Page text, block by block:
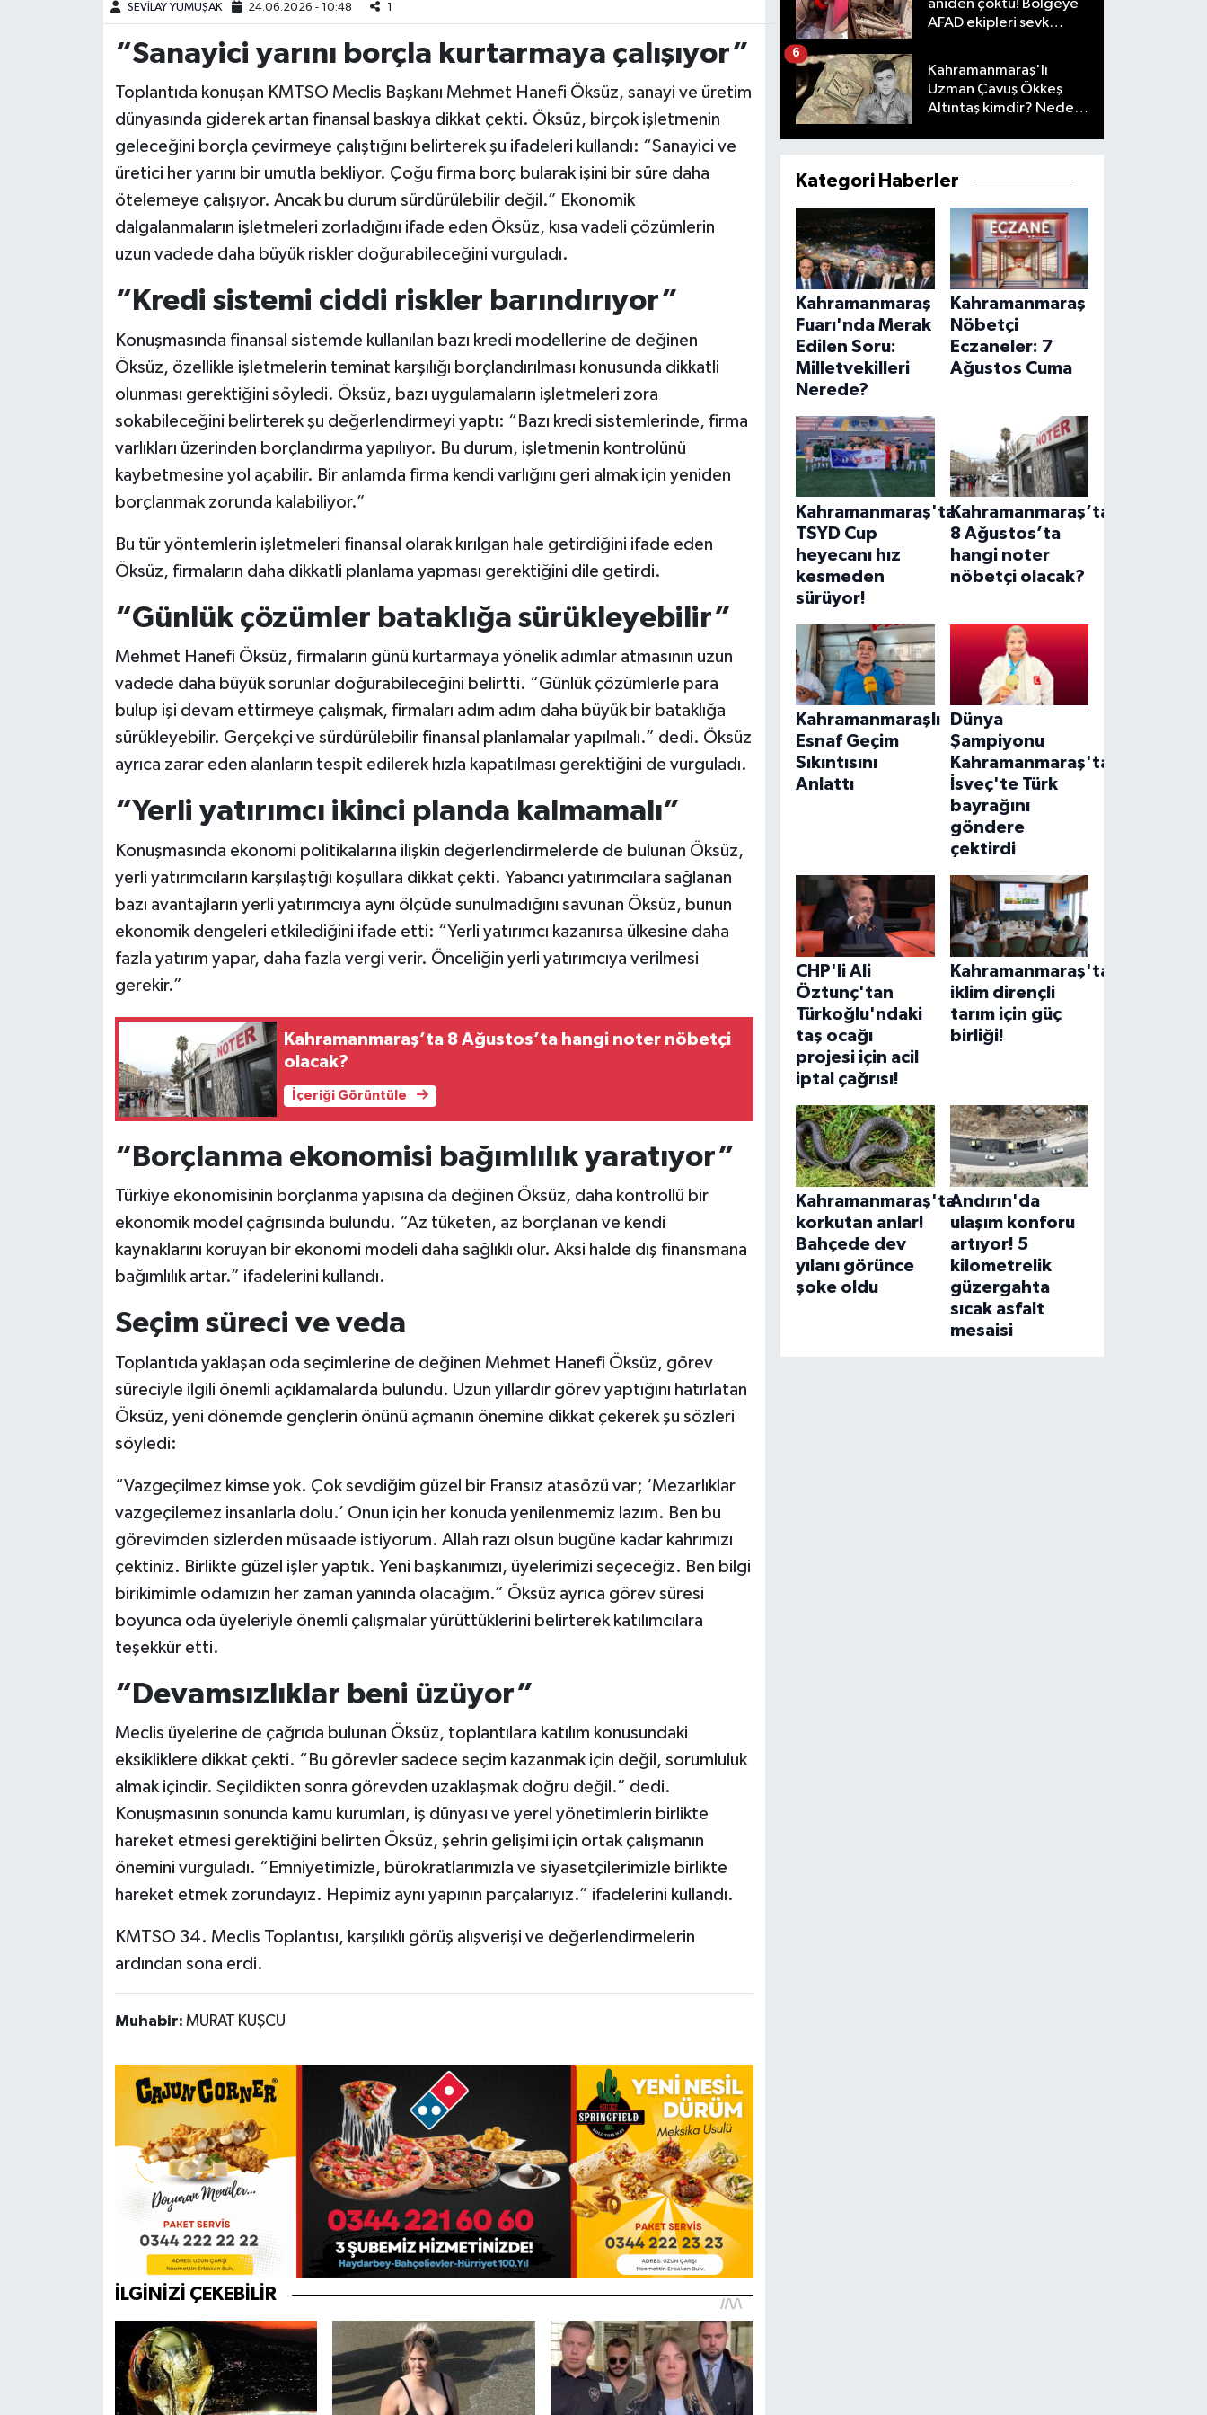
SEVİLAY YUMUŞAK 24.06.2026 - 10:48 1
“Sanayici yarını borçla kurtarmaya çalışıyor”
Toplantıda konuşan KMTSO Meclis Başkanı Mehmet Hanefi Öksüz, sanayi ve üretim
dünyasında giderek artan finansal baskıya dikkat çekti. Öksüz, birçok işletmenin
geleceğini borçla çevirmeye çalıştığını belirterek şu ifadeleri kullandı: “Sanayici ve
üretici her yarını bir umutla bekliyor. Çoğu firma borç bularak işini bir süre daha
ötelemeye çalışıyor. Ancak bu durum sürdürülebilir değil.” Ekonomik
dalgalanmaların işletmeleri zorladığını ifade eden Öksüz, kısa vadeli çözümlerin
uzun vadede daha büyük riskler doğurabileceğini vurguladı.
“Kredi sistemi ciddi riskler barındırıyor”
Konuşmasında finansal sistemde kullanılan bazı kredi modellerine de değinen
Öksüz, özellikle işletmelerin teminat karşılığı borçlandırılması konusunda dikkatli
olunması gerektiğini söyledi. Öksüz, bazı uygulamaların işletmeleri zora
sokabileceğini belirterek şu değerlendirmeyi yaptı: “Bazı kredi sistemlerinde, firma
varlıkları üzerinden borçlandırma yapılıyor. Bu durum, işletmenin kontrolünü
kaybetmesine yol açabilir. Bir anlamda firma kendi varlığını geri almak için yeniden
borçlanmak zorunda kalabiliyor.”
Bu tür yöntemlerin işletmeleri finansal olarak kırılgan hale getirdiğini ifade eden
Öksüz, firmaların daha dikkatli planlama yapması gerektiğini dile getirdi.
“Günlük çözümler bataklığa sürükleyebilir”
Mehmet Hanefi Öksüz, firmaların günü kurtarmaya yönelik adımlar atmasının uzun
vadede daha büyük sorunlar doğurabileceğini belirtti. “Günlük çözümlerle para
bulup işi devam ettirmeye çalışmak, firmaları adım adım daha büyük bir bataklığa
sürükleyebilir. Gerçekçi ve sürdürülebilir finansal planlamalar yapılmalı.” dedi. Öksüz
ayrıca zarar eden alanların tespit edilerek hızla kapatılması gerektiğini de vurguladı.
“Yerli yatırımcı ikinci planda kalmamalı”
Konuşmasında ekonomi politikalarına ilişkin değerlendirmelerde de bulunan Öksüz,
yerli yatırımcıların karşılaştığı koşullara dikkat çekti. Yabancı yatırımcılara sağlanan
bazı avantajların yerli yatırımcıya aynı ölçüde sunulmadığını savunan Öksüz, bunun
ekonomik dengeleri etkilediğini ifade etti: “Yerli yatırımcı kazanırsa ülkesine daha
fazla yatırım yapar, daha fazla vergi verir. Önceliğin yerli yatırımcıya verilmesi
gerekir.”
Kahramanmaraş’ta 8 Ağustos’ta hangi noter nöbetçi
olacak?
İçeriği Görüntüle
“Borçlanma ekonomisi bağımlılık yaratıyor”
Türkiye ekonomisinin borçlanma yapısına da değinen Öksüz, daha kontrollü bir
ekonomik model çağrısında bulundu. “Az tüketen, az borçlanan ve kendi
kaynaklarını koruyan bir ekonomi modeli daha sağlıklı olur. Aksi halde dış finansmana
bağımlılık artar.” ifadelerini kullandı.
Seçim süreci ve veda
Toplantıda yaklaşan oda seçimlerine de değinen Mehmet Hanefi Öksüz, görev
süreciyle ilgili önemli açıklamalarda bulundu. Uzun yıllardır görev yaptığını hatırlatan
Öksüz, yeni dönemde gençlerin önünü açmanın önemine dikkat çekerek şu sözleri
söyledi:
“Vazgeçilmez kimse yok. Çok sevdiğim güzel bir Fransız atasözü var; ‘Mezarlıklar
vazgeçilemez insanlarla dolu.’ Onun için her konuda yenilenmemiz lazım. Ben bu
görevimden sizlerden müsaade istiyorum. Allah razı olsun bugüne kadar kahrımızı
çektiniz. Birlikte güzel işler yaptık. Yeni başkanımızı, üyelerimizi seçeceğiz. Ben bilgi
birikimimle odamızın her zaman yanında olacağım.” Öksüz ayrıca görev süresi
boyunca oda üyeleriyle önemli çalışmalar yürüttüklerini belirterek katılımcılara
teşekkür etti.
“Devamsızlıklar beni üzüyor”
Meclis üyelerine de çağrıda bulunan Öksüz, toplantılara katılım konusundaki
eksikliklere dikkat çekti. “Bu görevler sadece seçim kazanmak için değil, sorumluluk
almak içindir. Seçildikten sonra görevden uzaklaşmak doğru değil.” dedi.
Konuşmasının sonunda kamu kurumları, iş dünyası ve yerel yönetimlerin birlikte
hareket etmesi gerektiğini belirten Öksüz, şehrin gelişimi için ortak çalışmanın
önemini vurguladı. “Emniyetimizle, bürokratlarımızla ve siyasetçilerimizle birlikte
hareket etmek zorundayız. Hepimiz aynı yapının parçalarıyız.” ifadelerini kullandı.
KMTSO 34. Meclis Toplantısı, karşılıklı görüş alışverişi ve değerlendirmelerin
ardından sona erdi.
Muhabir: MURAT KUŞCU
aniden çöktü! Bölgeye
AFAD ekipleri sevk
Kahramanmaraş'lı
Uzman Çavuş Ökkeş
Altıntaş kimdir? Neden
6
Kategori Haberler
Kahramanmaraş
Fuarı'nda Merak
Edilen Soru:
Milletvekilleri
Nerede?
Kahramanmaraş
Nöbetçi
Eczaneler: 7
Ağustos Cuma
Kahramanmaraş'ta
TSYD Cup
heyecanı hız
kesmeden
sürüyor!
Kahramanmaraş’ta
8 Ağustos’ta
hangi noter
nöbetçi olacak?
Kahramanmaraşlı
Esnaf Geçim
Sıkıntısını
Anlattı
Dünya
Şampiyonu
Kahramanmaraş'tan!
İsveç'te Türk
bayrağını
göndere
çektirdi
CHP'li Ali
Öztunç'tan
Türkoğlu'ndaki
taş ocağı
projesi için acil
iptal çağrısı!
Kahramanmaraş'ta
iklim dirençli
tarım için güç
birliği!
Kahramanmaraş'ta
korkutan anlar!
Bahçede dev
yılanı görünce
şoke oldu
Andırın'da
ulaşım konforu
artıyor! 5
kilometrelik
güzergahta
sıcak asfalt
mesaisi
KAHRAMANMARAŞ